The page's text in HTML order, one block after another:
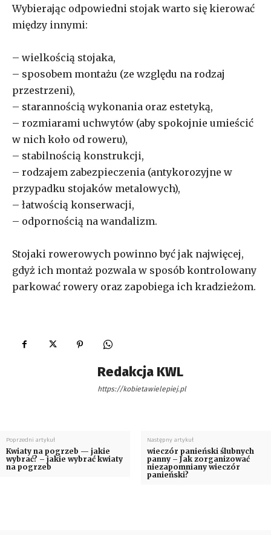
Wybierając odpowiedni stojak warto się kierować
między innymi:
– wielkością stojaka,
– sposobem montażu (ze względu na rodzaj
przestrzeni),
– starannością wykonania oraz estetyką,
– rozmiarami uchwytów (aby spokojnie umieścić
w nich koło od roweru),
– stabilnością konstrukcji,
– rodzajem zabezpieczenia (antykorozyjne w
przypadku stojaków metalowych),
– łatwością konserwacji,
– odpornością na wandalizm.
Stojaki rowerowych powinno być jak najwięcej,
gdyż ich montaż pozwala w sposób kontrolowany
parkować rowery oraz zapobiega ich kradzieżom.
Redakcja KWL
https://kobietawielepiej.pl
Poprzedni artykuł
Kwiaty na pogrzeb — jakie
wybrać? – jakie wybrać kwiaty
na pogrzeb
Następny artykuł
wieczór panieński ślubnych
panny – Jak zorganizować
niezapomniany wieczór
panieński?